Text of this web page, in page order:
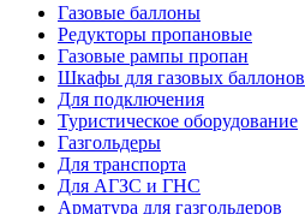
Газовые баллоны
Редукторы пропановые
Газовые рампы пропан
Шкафы для газовых баллонов
Для подключения
Туристическое оборудование
Газгольдеры
Для транспорта
Для АГЗС и ГНС
Арматура для газгольдеров